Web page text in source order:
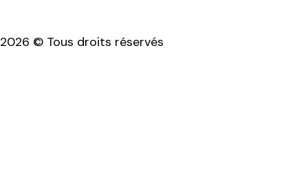
2026 © Tous droits réservés